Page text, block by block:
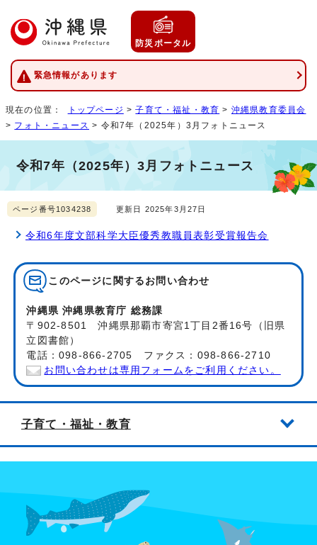
防災ポータル
緊急情報があります
現在の位置： トップページ >子育て・福祉・教育 > 沖縄県教育委員会
> フォト・ニュース > 令和7年（2025年）3月フォトニュース
令和7年（2025年）3月フォトニュース
ページ番号1034238 更新日 2025年3月27日
令和6年度文部科学大臣優秀教職員表彰受賞報告会
このページに関する お問い合わせ
沖縄県 沖縄県教育庁 総務課
〒902-8501 沖縄県那覇市寄宮1丁目2番16号（旧県
立図書館）
電話：098-866-2705 ファクス：098-866-2710
お問い合わせは専用フォームをご利用ください。
子育て・福祉・教育